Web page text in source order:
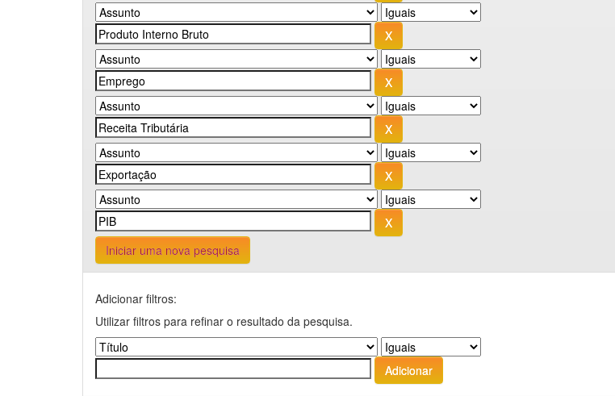
Iniciar uma nova pesquisa
Adicionar filtros:
Utilizar filtros para refinar o resultado da pesquisa.